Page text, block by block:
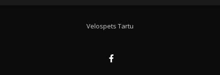
Velospets Tartu